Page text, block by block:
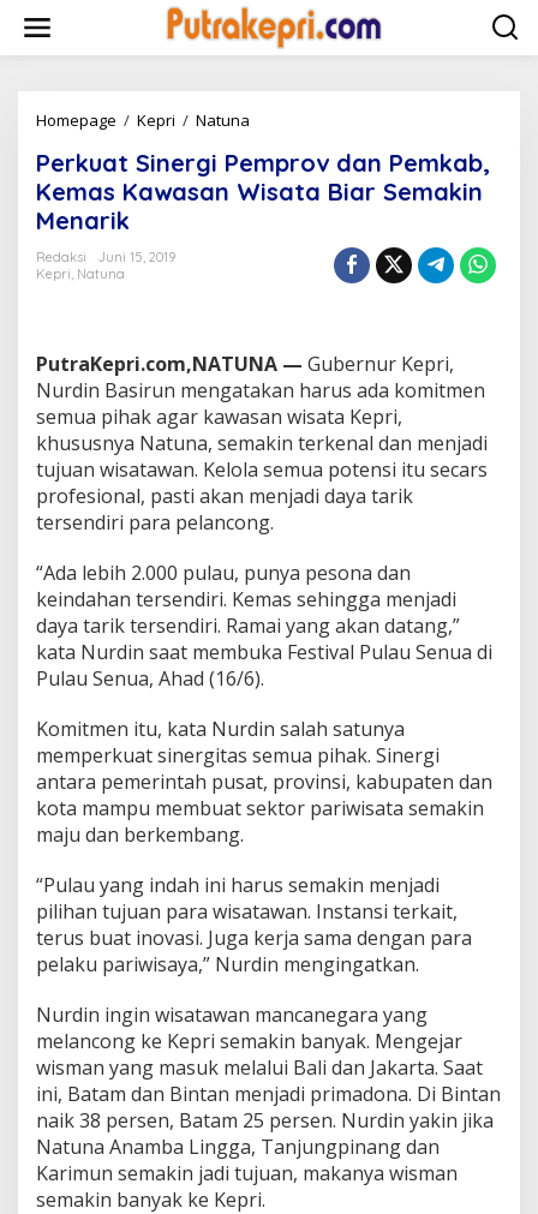
w
Homepage / Kepri / Natuna
r
k
u
r
i
P
e
m
p
r
o
d
a
n
P
e
m
a
b
,
K
e
s
K
a
w
a
a
n
W
i
s
a
a
B
i
Perkuat Sinergi Pemprov dan Pemkab,
Kemas Kawasan Wisata Biar Semakin
Menarik
Redaksi
Juni 15, 2019
Kepri, Natuna
PutraKepri.com,NATUNA — Gubernur Kepri,
Nurdin Basirun mengatakan harus ada komitmen
semua pihak agar kawasan wisata Kepri,
khususnya Natuna, semakin terkenal dan menjadi
tujuan wisatawan. Kelola semua potensi itu secars
profesional, pasti akan menjadi daya tarik
tersendiri para pelancong.
“Ada lebih 2.000 pulau, punya pesona dan
keindahan tersendiri. Kemas sehingga menjadi
daya tarik tersendiri. Ramai yang akan datang,”
kata Nurdin saat membuka Festival Pulau Senua di
Pulau Senua, Ahad (16/6).
Komitmen itu, kata Nurdin salah satunya
memperkuat sinergitas semua pihak. Sinergi
antara pemerintah pusat, provinsi, kabupaten dan
kota mampu membuat sektor pariwisata semakin
maju dan berkembang.
“Pulau yang indah ini harus semakin menjadi
pilihan tujuan para wisatawan. Instansi terkait,
terus buat inovasi. Juga kerja sama dengan para
pelaku pariwisaya,” Nurdin mengingatkan.
Nurdin ingin wisatawan mancanegara yang
melancong ke Kepri semakin banyak. Mengejar
wisman yang masuk melalui Bali dan Jakarta. Saat
ini, Batam dan Bintan menjadi primadona. Di Bintan
naik 38 persen, Batam 25 persen. Nurdin yakin jika
Natuna Anamba Lingga, Tanjungpinang dan
Karimun semakin jadi tujuan, makanya wisman
semakin banyak ke Kepri.